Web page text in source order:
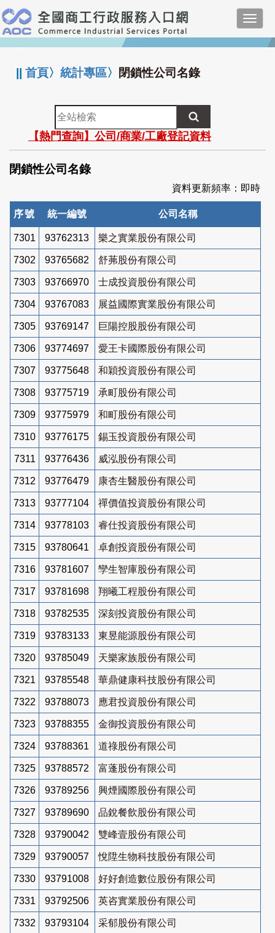
跳
到
主
要
:::
||首頁〉統計專區〉 閉鎖性公司名錄
全
站
檢
索
【熱門查詢】公司/商業/工廠登記資料
閉鎖性公司名錄
資料更新頻率：即時
序號 統一編號 公司名稱
7301 93762313 樂之實業股份有限公司
7302 93765682 舒茀股份有限公司
7303 93766970 士成投資股份有限公司
7304 93767083 展益國際實業股份有限公司
7305 93769147 巨陽控股股份有限公司
7306 93774697 愛王卡國際股份有限公司
7307 93775648 和穎投資股份有限公司
7308 93775719 承町股份有限公司
7309 93775979 和町股份有限公司
7310 93776175 錫玉投資股份有限公司
7311 93776436 威泓股份有限公司
7312 93776479 康杏生醫股份有限公司
7313 93777104 禪價值投資股份有限公司
7314 93778103 睿仕投資股份有限公司
7315 93780641 卓創投資股份有限公司
7316 93781607 孿生智庫股份有限公司
7317 93781698 翔曦工程股份有限公司
7318 93782535 深刻投資股份有限公司
7319 93783133 東昱能源股份有限公司
7320 93785049 天樂家族股份有限公司
7321 93785548 華鼎健康科技股份有限公司
7322 93788073 應君投資股份有限公司
7323 93788355 金御投資股份有限公司
7324 93788361 道祿股份有限公司
7325 93788572 富蓬股份有限公司
7326 93789256 興煙國際股份有限公司
7327 93789690 品銳餐飲股份有限公司
7328 93790042 雙峰壹股份有限公司
7329 93790057 悅陞生物科技股份有限公司
7330 93791008 好好創造數位股份有限公司
7331 93792506 英咨實業股份有限公司
7332 93793104 采郁股份有限公司